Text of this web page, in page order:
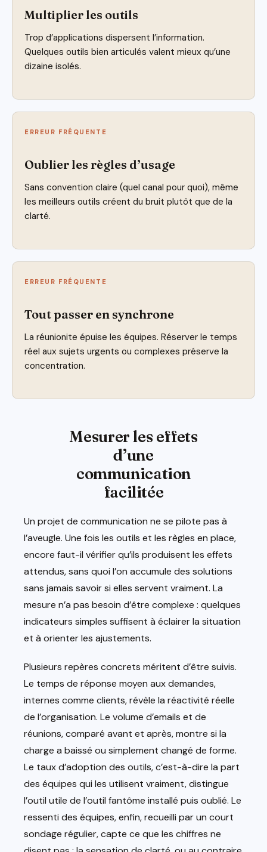
Multiplier les outils
Trop d’applications dispersent l’information.
Quelques outils bien articulés valent mieux qu’une
dizaine isolés.
ERREUR FRÉQUENTE
Oublier les règles d’usage
Sans convention claire (quel canal pour quoi), même
les meilleurs outils créent du bruit plutôt que de la
clarté.
ERREUR FRÉQUENTE
Tout passer en synchrone
La réunionite épuise les équipes. Réserver le temps
réel aux sujets urgents ou complexes préserve la
concentration.
Mesurer les effets
d’une
communication
facilitée
Un projet de communication ne se pilote pas à
l’aveugle. Une fois les outils et les règles en place,
encore faut-il vérifier qu’ils produisent les effets
attendus, sans quoi l’on accumule des solutions
sans jamais savoir si elles servent vraiment. La
mesure n’a pas besoin d’être complexe : quelques
indicateurs simples suffisent à éclairer la situation
et à orienter les ajustements.
Plusieurs repères concrets méritent d’être suivis.
Le temps de réponse moyen aux demandes,
internes comme clients, révèle la réactivité réelle
de l’organisation. Le volume d’emails et de
réunions, comparé avant et après, montre si la
charge a baissé ou simplement changé de forme.
Le taux d’adoption des outils, c’est-à-dire la part
des équipes qui les utilisent vraiment, distingue
l’outil utile de l’outil fantôme installé puis oublié. Le
ressenti des équipes, enfin, recueilli par un court
sondage régulier, capte ce que les chiffres ne